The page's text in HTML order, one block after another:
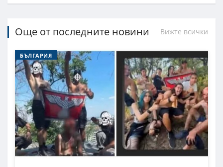
Още от последните новини Вижте всички
БЪЛГАРИЯ